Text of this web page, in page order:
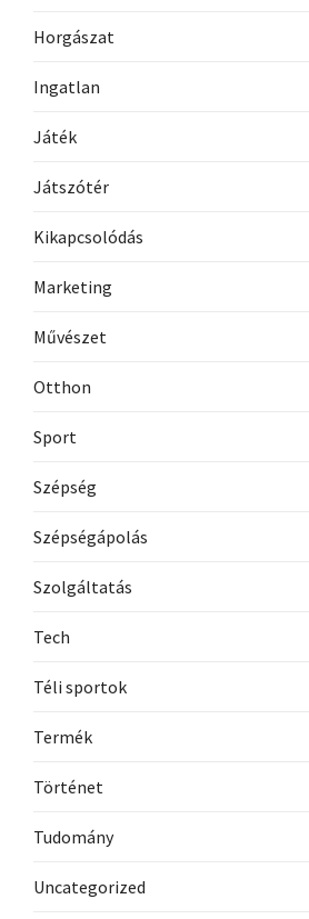
Horgászat
Ingatlan
Játék
Játszótér
Kikapcsolódás
Marketing
Művészet
Otthon
Sport
Szépség
Szépségápolás
Szolgáltatás
Tech
Téli sportok
Termék
Történet
Tudomány
Uncategorized